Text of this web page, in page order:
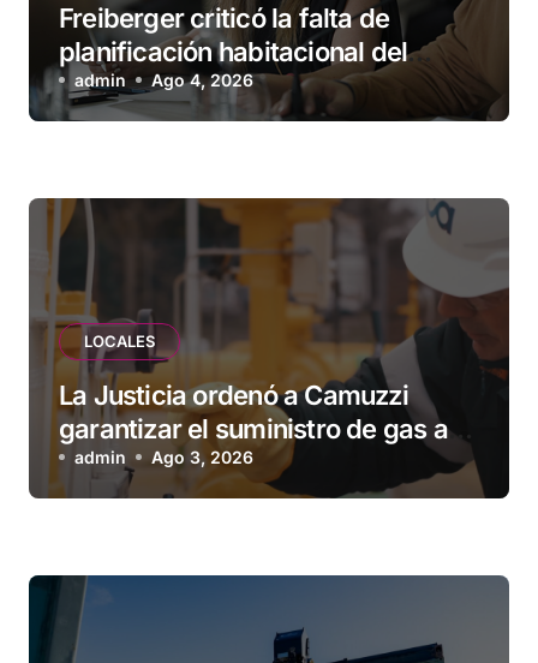
Freiberger criticó la falta de
planificación habitacional del
Municipio: “Vuoto deja afuera a
vecinos que llevan más de 20 años
admin Ago 4, 2026
LOCALES
La Justicia ordenó a Camuzzi
garantizar el suministro de gas a
una familia de Tolhuin
admin Ago 3, 2026